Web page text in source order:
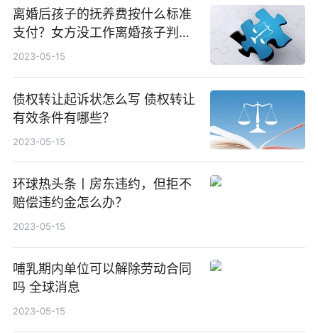
离婚后孩子的抚养费按什么标准
支付？女方没工作离婚孩子判给
谁抚养？
2023-05-15
债权转让起诉状怎么写 债权转让
有效条件有哪些？
2023-05-15
环球热头条丨房东违约，但拒不
赔偿违约金怎么办？
2023-05-15
哺乳期内单位可以解除劳动合同
吗 全球消息
2023-05-15